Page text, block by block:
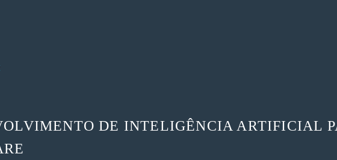
DE INTELIGÊNCIA ARTIFICIAL